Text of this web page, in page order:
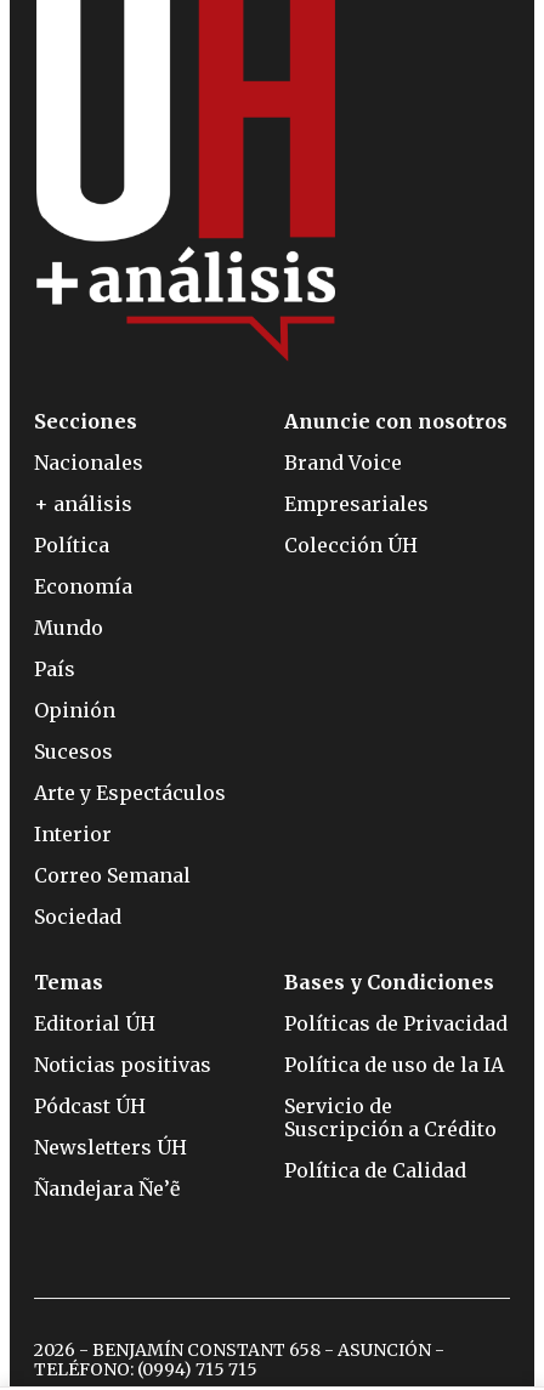
Secciones
Nacionales
+ análisis
Política
Economía
Mundo
País
Opinión
Sucesos
Arte y Espectáculos
Interior
Correo Semanal
Sociedad
Anuncie con nosotros
Brand Voice
Empresariales
Colección ÚH
Temas
Editorial ÚH
Noticias positivas
Pódcast ÚH
Newsletters ÚH
Ñandejara Ñe’ẽ
Bases y Condiciones
Políticas de Privacidad
Política de uso de la IA
Servicio de
Suscripción a Crédito
Política de Calidad
2026 - BENJAMÍN CONSTANT 658 - ASUNCIÓN -
TELÉFONO: (0994) 715 715